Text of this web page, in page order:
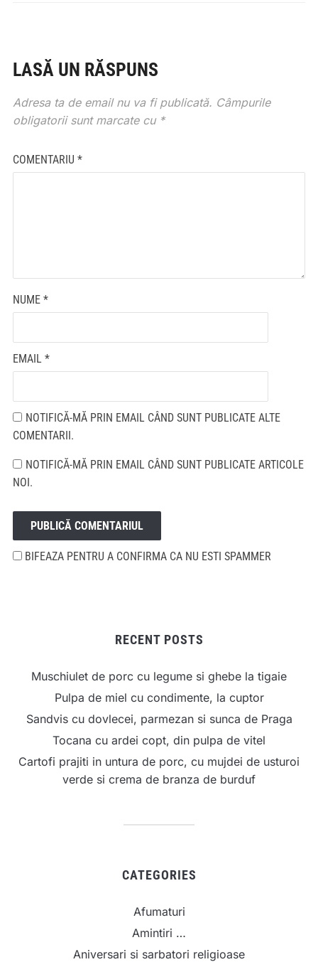
LASĂ UN RĂSPUNS
Adresa ta de email nu va fi publicată. Câmpurile
obligatorii sunt marcate cu *
COMENTARIU *
NUME *
EMAIL *
NOTIFICĂ-MĂ PRIN EMAIL CÂND SUNT PUBLICATE ALTE
COMENTARII.
NOTIFICĂ-MĂ PRIN EMAIL CÂND SUNT PUBLICATE ARTICOLE
NOI.
BIFEAZA PENTRU A CONFIRMA CA NU ESTI SPAMMER
RECENT POSTS
Muschiulet de porc cu legume si ghebe la tigaie
Pulpa de miel cu condimente, la cuptor
Sandvis cu dovlecei, parmezan si sunca de Praga
Tocana cu ardei copt, din pulpa de vitel
Cartofi prajiti in untura de porc, cu mujdei de usturoi
verde si crema de branza de burduf
CATEGORIES
Afumaturi
Amintiri …
Aniversari si sarbatori religioase